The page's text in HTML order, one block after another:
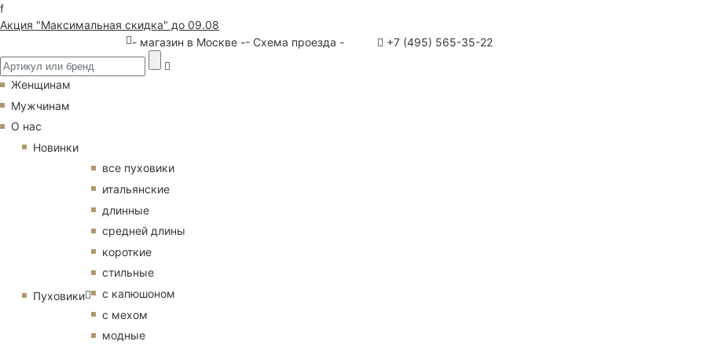
f
Акция "Максимальная скидка" до 09.08
- магазин в Москве -- Схема проезда - +7 (495) 565-35-22
Женщинам
Мужчинам
О нас
Новинки
Пуховики
все пуховики
итальянские
длинные
средней длины
короткие
стильные
с капюшоном
с мехом
модные